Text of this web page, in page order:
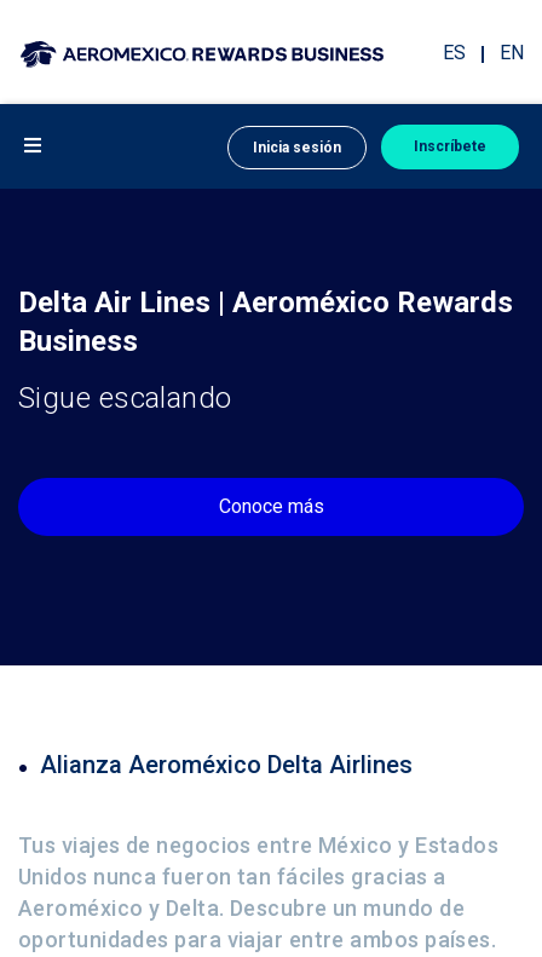
ES EN
Inicia sesión Inscríbete
Delta Air Lines | Aeroméxico Rewards
Business
Sigue escalando
Conoce más
Alianza Aeroméxico Delta Airlines
Tus viajes de negocios entre México y Estados
Unidos nunca fueron tan fáciles gracias a
Aeroméxico y Delta. Descubre un mundo de
oportunidades para viajar entre ambos países.